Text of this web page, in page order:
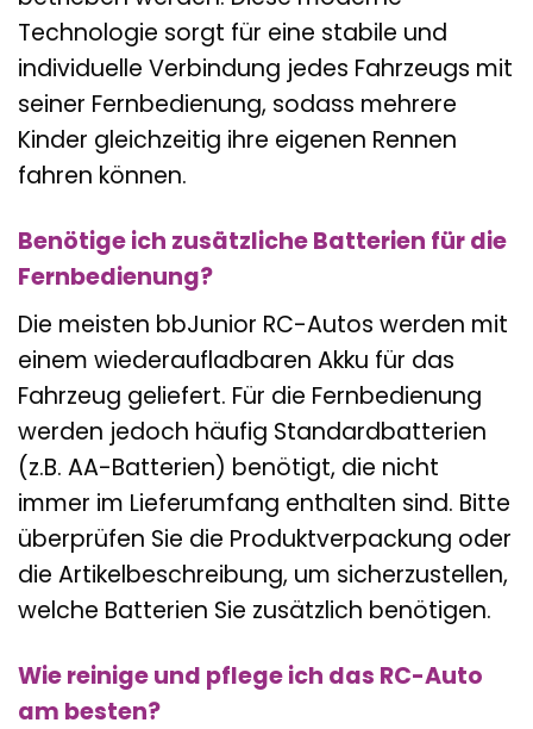
Technologie sorgt für eine stabile und
individuelle Verbindung jedes Fahrzeugs mit
seiner Fernbedienung, sodass mehrere
Kinder gleichzeitig ihre eigenen Rennen
fahren können.
Benötige ich zusätzliche Batterien für die
Fernbedienung?
Die meisten bbJunior RC-Autos werden mit
einem wiederaufladbaren Akku für das
Fahrzeug geliefert. Für die Fernbedienung
werden jedoch häufig Standardbatterien
(z.B. AA-Batterien) benötigt, die nicht
immer im Lieferumfang enthalten sind. Bitte
überprüfen Sie die Produktverpackung oder
die Artikelbeschreibung, um sicherzustellen,
welche Batterien Sie zusätzlich benötigen.
Wie reinige und pflege ich das RC-Auto
am besten?